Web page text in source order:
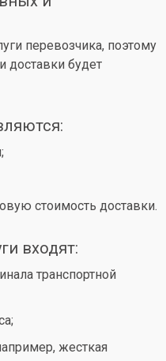
перевозчика, поэтому
доставки будет
стоимость доставки.
входят:
транспортной
жесткая